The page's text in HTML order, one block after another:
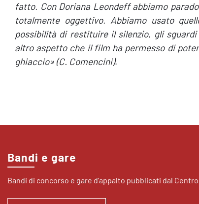
fatto. Con Doriana Leondeff abbiamo
totalmente oggettivo. Abbiamo usato
possibilità di restituire il silenzio, gli
altro aspetto che il film ha permesso di
ghiaccio» (C. Comencini).
Bandi e gare
Bandi di concorso e gare d’appalto pubblicati dal